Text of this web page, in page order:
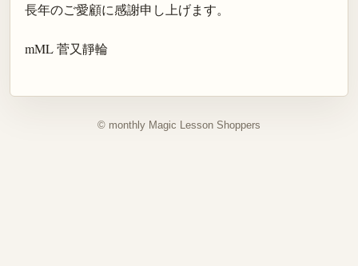
長年のご愛顧に感謝申し上げます。
mML 菅又靜輪
© monthly Magic Lesson Shoppers